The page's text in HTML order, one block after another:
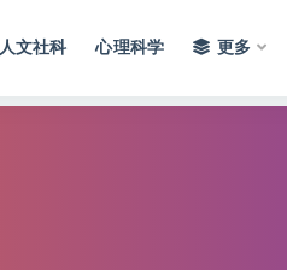
人文社科 心理科学 更多